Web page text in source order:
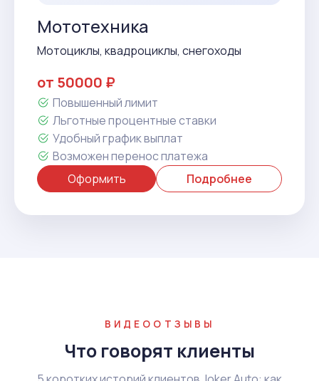
Мототехника
Мотоциклы, квадроциклы, снегоходы
от 50000 ₽
Повышенный лимит
Льготные процентные ставки
Удобный график выплат
Возможен перенос платежа
Оформить
Подробнее
ВИДЕООТЗЫВЫ
Что говорят клиенты